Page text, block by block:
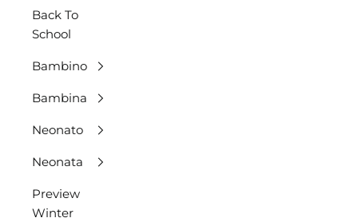
Back To
School
Bambino
Bambina
Neonato
Neonata
Preview
Winter